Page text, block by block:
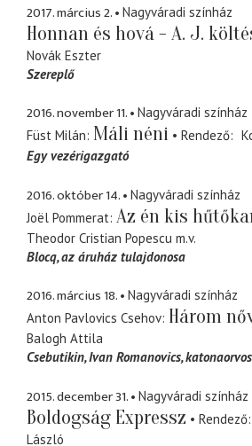
2017. március 2. Nagyváradi színház
Honnan és hová - A. J.
Novák Eszter
Szereplő
2016. november 11.
Nagyváradi színház
Füst Milán Máli néni Rendező
Egy vezérigazgató
2016. október 14.
Nagyváradi színház
Joël Pommerat Az én kis
Theodor Cristian Popescu m.v.
Blocq az áruház tulajdonosa
2016. március 18.
Nagyváradi színház
Anton Pavlovics Csehov Három
Balogh Attila
Csebutikin, Ivan Romanovics katonaorvos
2015. december 31. Nagyváradi színház
Boldogság Expressz Rendező
László